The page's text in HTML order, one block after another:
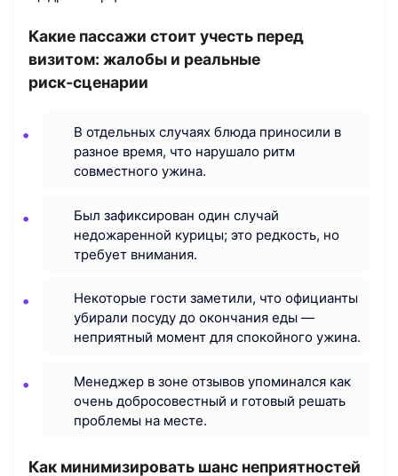
Какие пассажи стоит учесть перед
визитом: жалобы и реальные
риск‑сценарии
В отдельных случаях блюда приносили в
разное время, что нарушало ритм
совместного ужина.
Был зафиксирован один случай
недожаренной курицы; это редкость, но
требует внимания.
Некоторые гости заметили, что официанты
убирали посуду до окончания еды —
неприятный момент для спокойного ужина.
Менеджер в зоне отзывов упоминался как
очень добросовестный и готовый решать
проблемы на месте.
Как минимизировать шанс неприятностей